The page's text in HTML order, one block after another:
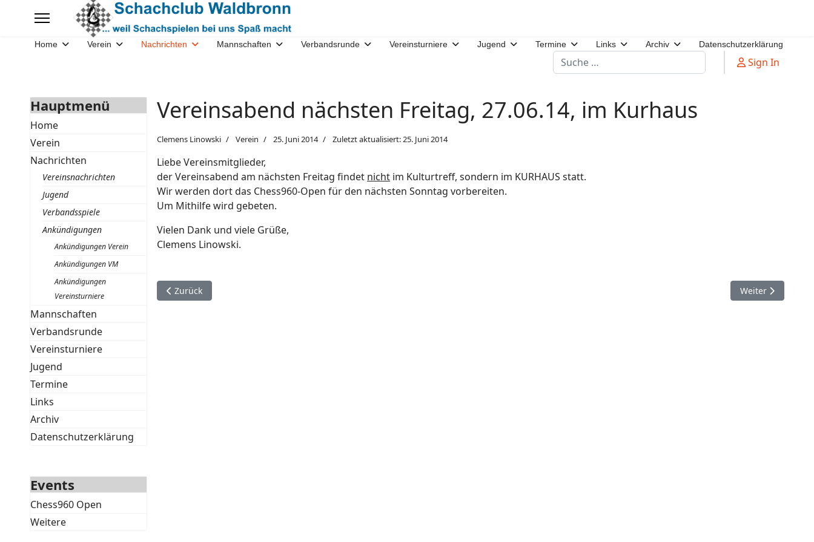
Home Verein Nachrichten Mannschaften Verbandsrunde Vereinsturniere Jugend Termine Links Archiv Datenschutzerklärung
Suchen Sign In
Hauptmenü
Home
Verein
Nachrichten
Vereinsnachrichten
Jugend
Verbandsspiele
Ankündigungen
Ankündigungen Verein
Ankündigungen VM
Ankündigungen
Vereinsturniere
Mannschaften
Verbandsrunde
Vereinsturniere
Jugend
Termine
Links
Archiv
Datenschutzerklärung
Events
Chess960 Open
Weitere
Vereinsabend nächsten Freitag, 27.06.14, im Kurhaus
Clemens Linowski Verein 25. Juni 2014 Zuletzt aktualisiert: 25. Juni 2014
Liebe Vereinsmitglieder,
der Vereinsabend am nächsten Freitag findet nicht im Kulturtreff, sondern im KURHAUS statt.
Wir werden dort das Chess960-Open für den nächsten Sonntag vorbereiten.
Um Mithilfe wird gebeten.
Vielen Dank und viele Grüße,
Clemens Linowski.
Vorheriger Beitrag: Erste Vereinstermine 2014/15
Zurück Nächster Beitrag:
Weiter